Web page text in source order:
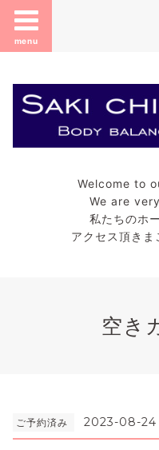
menu
Welcome to
We are
私たちのホ
アクセス頂きま
空き
ご予約済み 2023-08-24